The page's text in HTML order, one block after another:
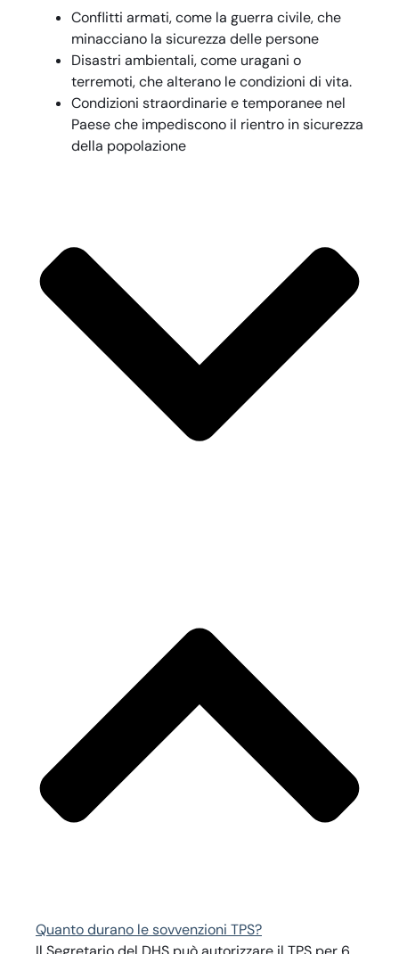
Conflitti armati, come la guerra civile, che
minacciano la sicurezza delle persone
Disastri ambientali, come uragani o
terremoti, che alterano le condizioni di vita.
Condizioni straordinarie e temporanee nel
Paese che impediscono il rientro in sicurezza
della popolazione
Quanto durano le sovvenzioni TPS?